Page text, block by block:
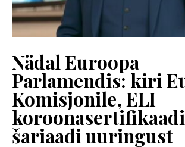
Nädal Euroopa
Parlamendis: kiri
Komisjonile, ELI
šariaadi uuringust